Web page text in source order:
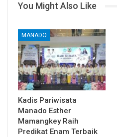
You Might Also Like
MANADO
Kadis Pariwisata
Manado Esther
Mamangkey Raih
Predikat Enam Terbaik